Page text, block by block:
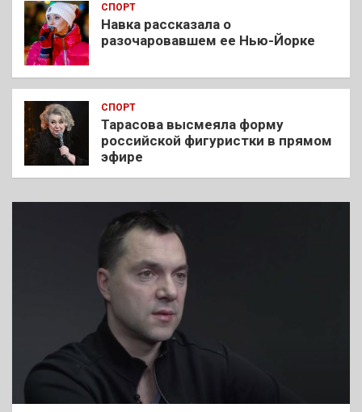
СПОРТ
Навка рассказала о
разочаровавшем ее Нью-Йорке
СПОРТ
Тарасова высмеяла форму
российской фигуристки в прямом
эфире